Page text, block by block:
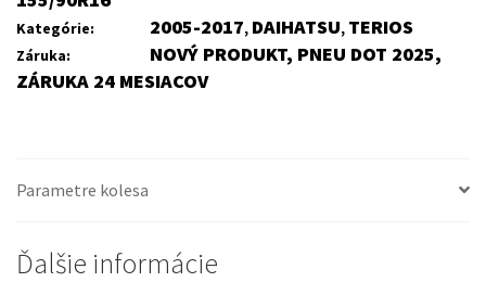
Kategórie: 2005-2017, DAIHATSU, TERIOS
Záruka:
NOVÝ PRODUKT, PNEU DOT 2025,
ZÁRUKA 24 MESIACOV
Parametre kolesa
Ďalšie informácie